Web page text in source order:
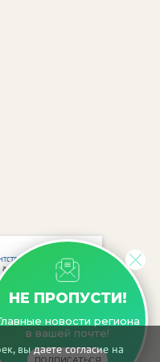
вы даете согласие на
НЕ ПРОПУСТИ!
новости региона
в вашей почте!
vRossii.ru
vRossii.ru
70-40,
не предназначенную